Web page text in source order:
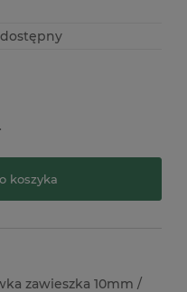
dostępny
koszyka
zawieszka 10mm /